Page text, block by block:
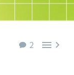
2  